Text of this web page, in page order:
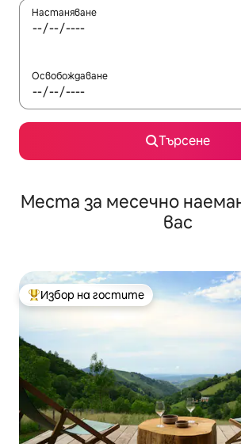
Настаняване
Освобождаване
Търсене
Места за месечно
вас
Най-популярен избор на гостите
Избор на гостите